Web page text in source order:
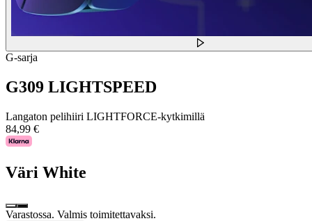
G-sarja
G309 LIGHTSPEED
Langaton pelihiiri LIGHTFORCE-kytkimillä
84,99 €
Väri White
Varastossa. Valmis toimitettavaksi.